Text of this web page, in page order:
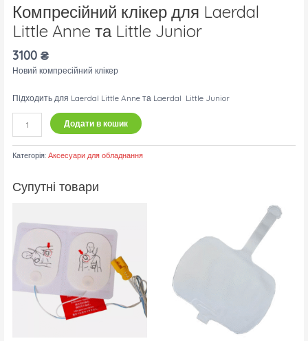
Компресійний клікер для Laerdal
Little Anne та Little Junior
3100₴
Новий компресійний клікер
Підходить для Laerdal Little Anne та Laerdal Little Junior
Додати в кошик
Категорія:Аксесуари для обладнання
Супутні товари